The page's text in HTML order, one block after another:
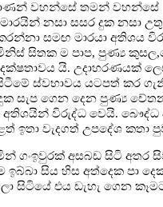
වහන්සේ තමන් වහන්සේ
නසා සසර දුක නසා
සමඟ මාරයා අතිශය
සිතක ම පාප, පුණ්‍ය
යි. උදාහරණයක්
ස්වභාවය යටපත් කර
සැප ගෙන දෙන පුණ්‍ය
අතිශයින් විරුද්ධ වෙයි.
ඉතා වැදගත් උපදේශ කතා
අසබඩ සිටි අතර
ඉබ්බා සිය හිස අත්දෙක
සිටියේ එය ඩැහැ ගෙන